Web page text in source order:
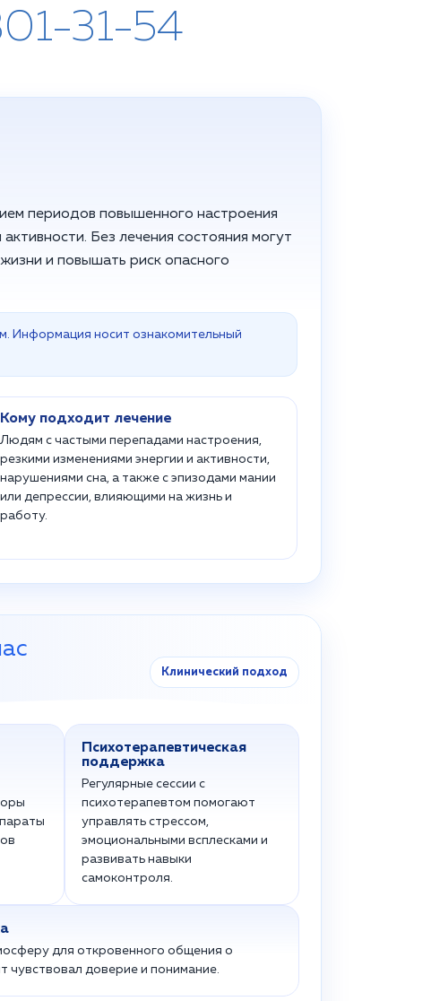
31-54
периодов повышенного настроения
Без лечения состояния могут
и повышать риск опасного
Информация носит ознакомительный
Кому подходит лечение
Людям с частыми перепадами настроения,
резкими изменениями энергии и активности,
нарушениями сна, а также с эпизодами мании
или депрессии, влияющими на жизнь и
работу.
Клинический подход
Психотерапевтическая
поддержка
Регулярные сессии с
психотерапевтом помогают
управлять стрессом,
эмоциональными всплесками и
развивать навыки
самоконтроля.
для откровенного общения о
чувствовал доверие и понимание.